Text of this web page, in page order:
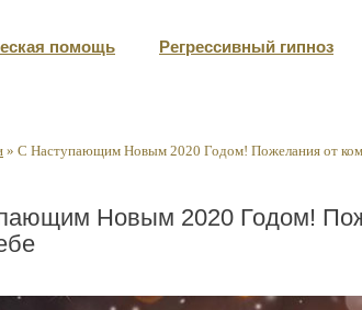
помощь Регрессивный гипноз
» С Наступающим Новым 2020 Годом! Пожелания от
Новым 2020 Годом!